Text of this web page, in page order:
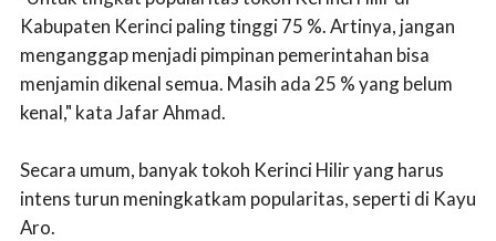
Kabupaten Kerinci paling tinggi 75 %. Artinya, jangan
menganggap menjadi pimpinan pemerintahan bisa
menjamin dikenal semua. Masih ada 25 % yang belum
kenal," kata Jafar Ahmad.
Secara umum, banyak tokoh Kerinci Hilir yang harus
intens turun meningkatkam popularitas, seperti di Kayu
Aro.